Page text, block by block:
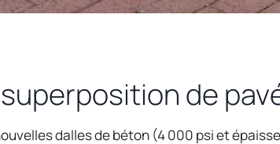
de
dalles de béton (4 000 psi et